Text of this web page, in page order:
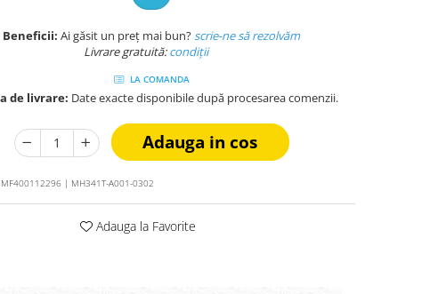
Beneficii:Ai găsit un preț mai bun?scrie-ne să rezolvăm
Livrare gratuită:condiții
LA COMANDA
de livrare: Date exacte disponibile după procesarea comenzii.
Adauga in cos
MF400112296 | MH341T-A001-0302
Adauga la Favorite